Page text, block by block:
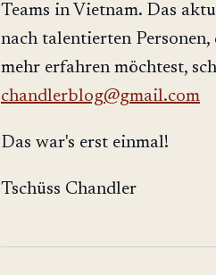
Teams in Vietnam. Das
nach talentierten Personen,
mehr erfahren möchtest,
chandlerblog@gmail.com
Das war's erst einmal!
Tschüss Chandler